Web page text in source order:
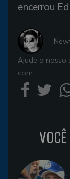
encerrou
-
Ajude o nosso
com